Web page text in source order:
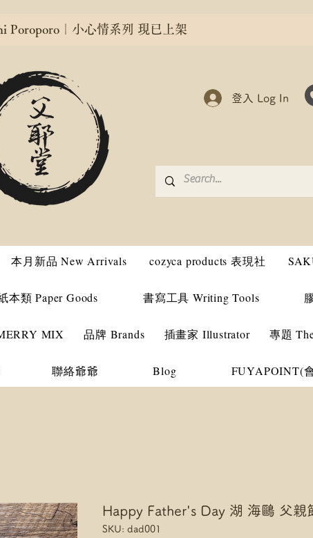
Poroporo｜小心情系列 現已上架
登入 Log In
本月新品 New Arrivals cozyca products 表現社
本類 Paper Goods 書寫工具 Writing Tools
MIX 品牌 Brands 插畫家 Illustrator 專題
聯絡爺爺 Blog FUYAPOINT(
Happy Father's Day 湖 海鷗 父親
SKU: dad001